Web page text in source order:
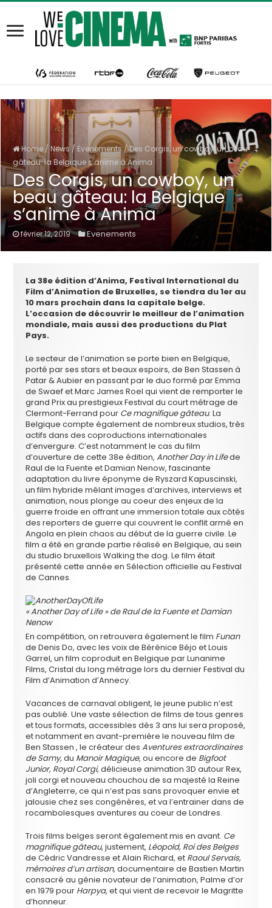
Home / News / Evenements / Des Corgis, un cowboy, un beau
gâteau: la Belgique s’anime à Anima
Des Corgis, un cowboy, un
beau gâteau: la Belgique
s’anime à Anima
février 12, 2019 Evenements
La 38e édition d’Anima, Festival International du
Film d’Animation de Bruxelles, se tiendra du 1er au
10 mars prochain dans la capitale belge.
L’occasion de découvrir le meilleur de l’animation
mondiale, mais aussi des productions du Plat
Pays.
Le secteur de l’animation se porte bien en Belgique,
porté par ses stars et beaux espoirs, de Ben Stassen à
Patar & Aubier en passant par le duo formé par Emma
de Swaef et Marc James Roel qui vient de remporter le
grand Prix au prestigieux Festival du court métrage de
Clermont-Ferrand pour Ce magnifique gâteau. La
Belgique compte également de nombreux studios, très
actifs dans des coproductions internationales
d’envergure. C’est notamment le cas du film
d’ouverture de cette 38e édition,Another Day in Lifede
Raul de la Fuente et Damian Nenow, fascinante
adaptation du livre éponyme de Ryszard Kapuscinski,
un film hybride mêlant images d’archives, interviews et
animation, nous plonge au coeur des enjeux de la
guerre froide en offrant une immersion totale aux côtés
des reporters de guerre qui couvrent le conflit armé en
Angola en plein chaos au début de la guerre civile. Le
film a été en grande partie réalisé en Belgique, au sein
du studio bruxellois Walking the dog. Le film était
présenté cette année en Sélection officielle au Festival
de Cannes.
« Another Day of Life » de Raul de la Fuente et Damian
Nenow
En compétition, on retrouvera également le film Funan
de Denis Do, avec les voix de Bérénice Béjo et Louis
Garrel, un film coproduit en Belgique par Lunanime
Films, Cristal du long métrage lors du dernier Festival du
Film d’Animation d’Annecy.
Vacances de carnaval obligent, le jeune public n’est
pas oublié. Une vaste sélection de films de tous genres
et tous formats, accessibles dès 3 ans lui sera proposé,
et notamment en avant-première le nouveau film de
Ben Stassen , le créateur desAventures extraordinaires
de Samy,du Manoir Magique, ou encore de Bigfoot
Junior, Royal Corgi, délicieuse animation 3D autour Rex,
joli corgi et nouveau chouchou de sa majesté la Reine
d’Angleterre, ce qui n’est pas sans provoquer envie et
jalousie chez ses congénères, et va l’entrainer dans de
rocambolesques aventures au coeur de Londres.
Trois films belges seront également mis en avant. Ce
magnifique gâteau, justement, Léopold, Roi des Belges
de Cédric Vandresse et Alain Richard, et Raoul Servais,
mémoires d’un artisan,documentaire de Bastien Martin
consacré au génie novateur de l’animation, Palme d’or
en 1979 pour Harpya, et qui vient de recevoir le Magritte
d’honneur.